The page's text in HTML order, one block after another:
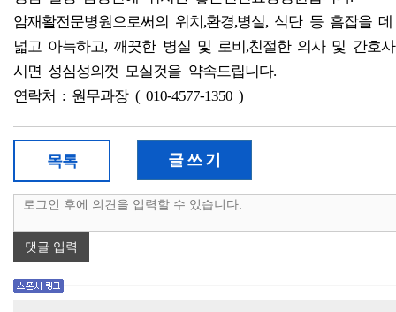
암재활전문병원으로써의 위치,환경,병실, 식단 등 흠잡을
넓고 아늑하고, 깨끗한 병실 및 로비,친절한 의사 및 간호
시면 성심성의껏 모실것을 약속드립니다.
연락처 : 원무과장 ( 010-4577-1350 )
목록 글 쓰 기
댓글 입력